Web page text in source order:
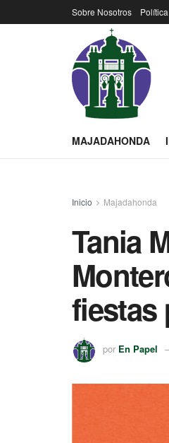
Sobre Nosotros
MAJADAHONDA
Inicio Majadahonda
Tania
fiestas
por En Papel